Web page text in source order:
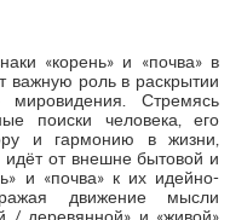
«корень» и «почва» в
важную роль в раскрытии
мировидения. Стремясь
поиски человека, его
и гармонию в жизни,
идёт от внешне бытовой и
и «почва» к их идейно-
движение мысли
/ деревянной» и «живой»